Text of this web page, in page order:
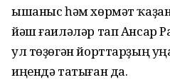
ышаныс һәм хөрмәт
йәш ғаиләләр тап Ансар
ул төҙөгән йорттарҙың
иңендә татыған да.